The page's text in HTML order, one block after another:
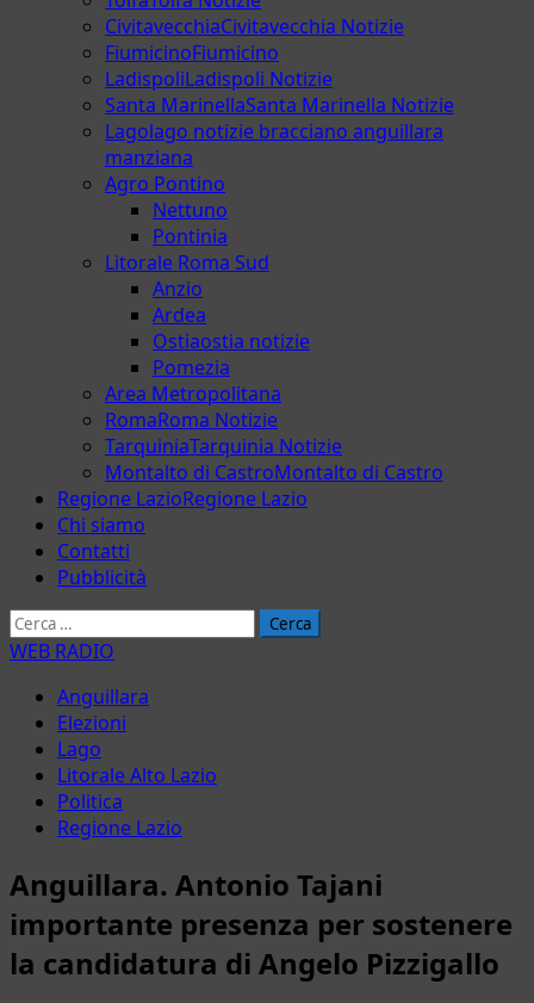
CivitavecchiaCivitavecchia Notizie
FiumicinoFiumicino
LadispoliLadispoli Notizie
Santa MarinellaSanta Marinella Notizie
Lagolago notizie bracciano anguillara
manziana
Agro Pontino
Nettuno
Pontinia
Litorale Roma Sud
Anzio
Ardea
Ostiaostia notizie
Pomezia
Area Metropolitana
RomaRoma Notizie
TarquiniaTarquinia Notizie
Montalto di CastroMontalto di Castro
Regione LazioRegione Lazio
Chi siamo
Contatti
Pubblicità
Ricerca
per:
WEB RADIO
Anguillara
Elezioni
Lago
Litorale Alto Lazio
Politica
Regione Lazio
Anguillara. Antonio Tajani
importante presenza per sostenere
la candidatura di Angelo Pizzigallo